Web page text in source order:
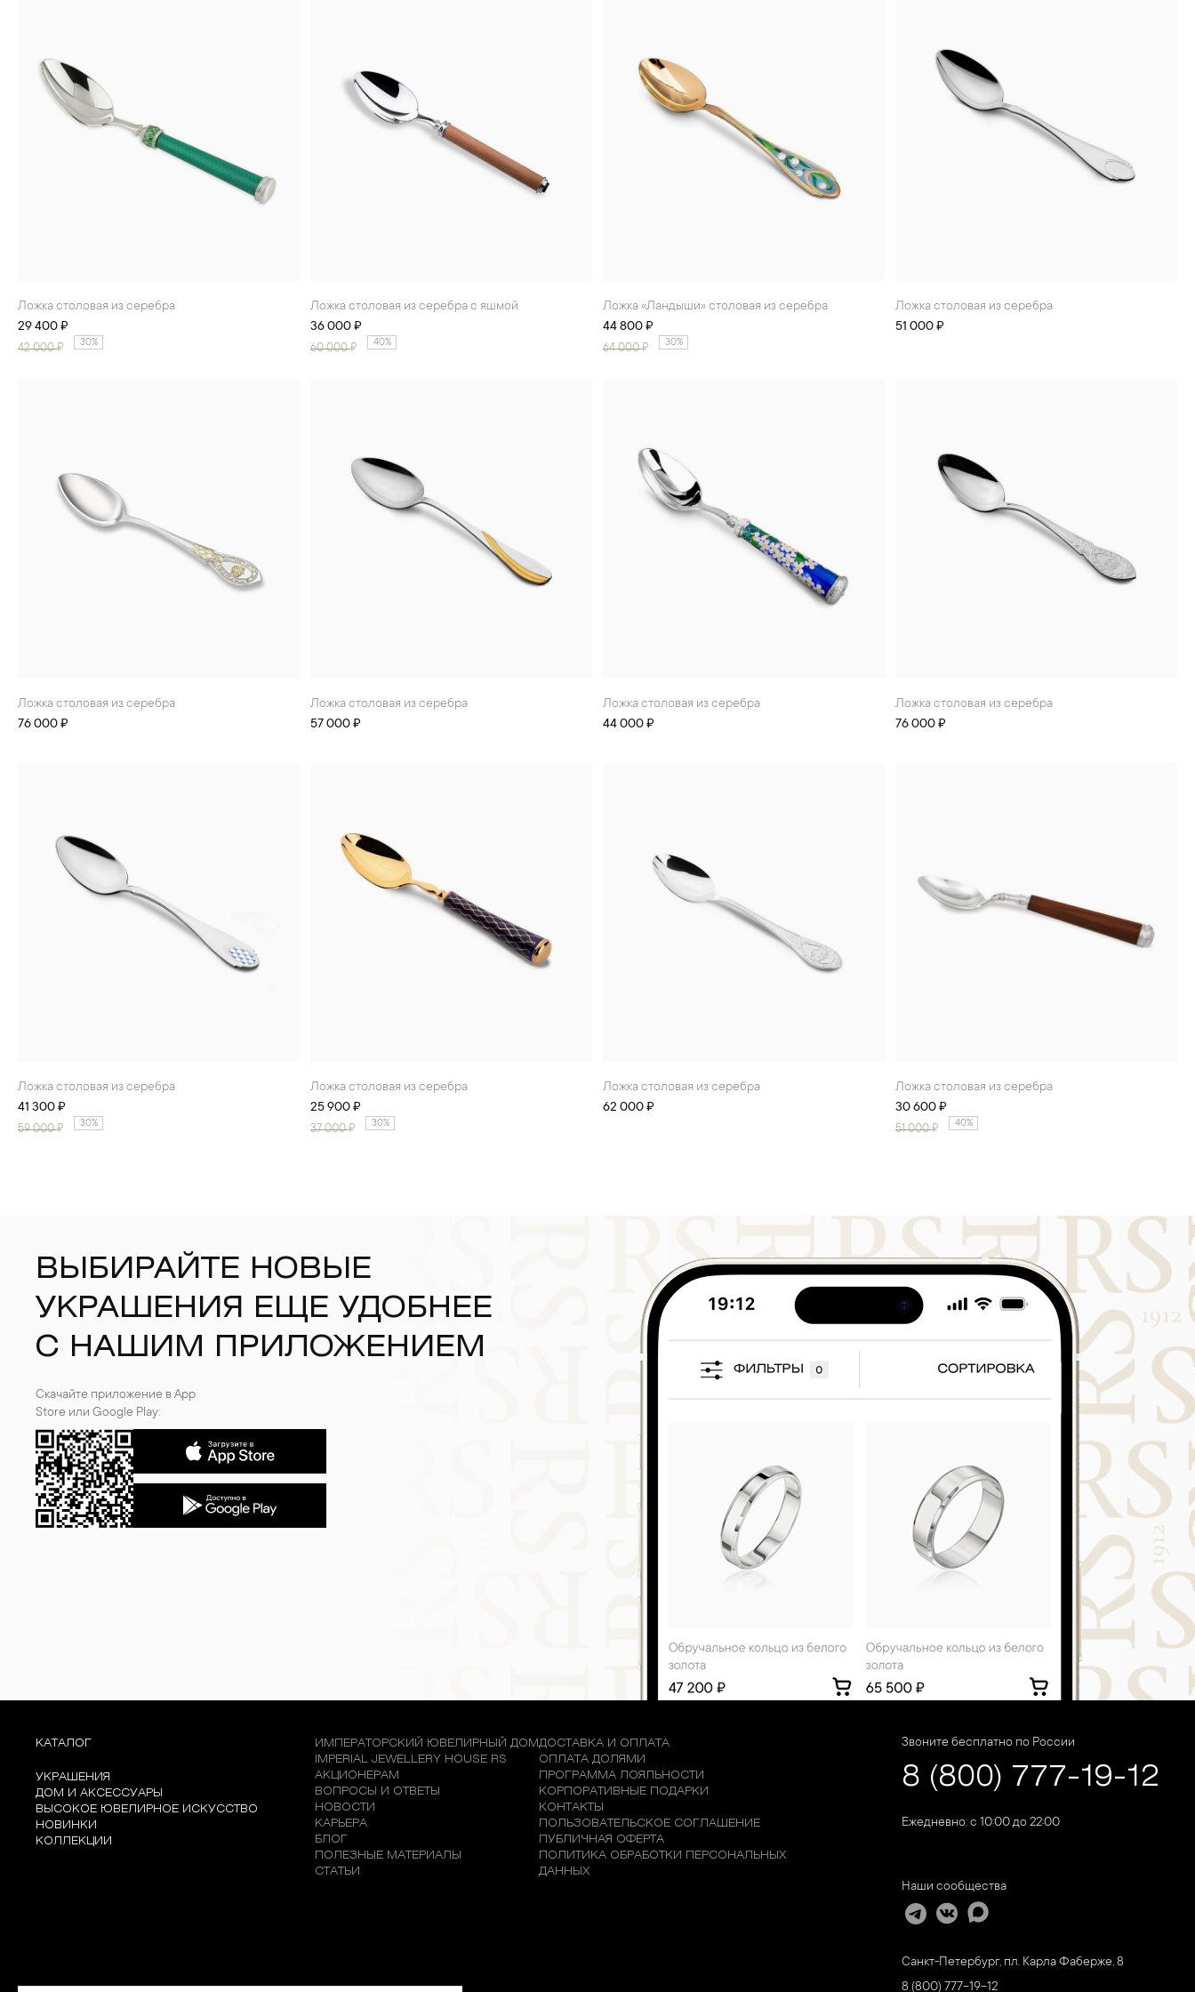
Ложка столовая из серебра
29 400 ₽
42 000₽ 30%
Ложка столовая из серебра с яшмой
36 000 ₽
60 000₽ 40%
Ложка «Ландыши» столовая из серебра
44 800 ₽
64 000₽ 30%
Ложка столовая из серебра
51 000 ₽
Ложка столовая из серебра
76 000 ₽
Ложка столовая из серебра
57 000 ₽
Ложка столовая из серебра
44 000 ₽
Ложка столовая из серебра
76 000 ₽
Ложка столовая из серебра
41 300 ₽
59 000₽ 30%
Ложка столовая из серебра
25 900 ₽
37 000₽ 30%
Ложка столовая из серебра
62 000 ₽
Ложка столовая из серебра
30 600 ₽
51 000₽ 40%
ВЫБИРАЙТЕ НОВЫЕ
УКРАШЕНИЯ ЕЩЕ УДОБНЕЕ
С НАШИМ ПРИЛОЖЕНИЕМ
Скачайте приложение в App
Store или Google Play:
КАТАЛОГ
УКРАШЕНИЯ
ДОМ И АКСЕССУАРЫ
ВЫСОКОЕ ЮВЕЛИРНОЕ ИСКУССТВО
НОВИНКИ
КОЛЛЕКЦИИ
ИМПЕРАТОРСКИЙ ЮВЕЛИРНЫЙ ДОМ
IMPERIAL JEWELLERY HOUSE RS
АКЦИОНЕРАМ
ВОПРОСЫ И ОТВЕТЫ
НОВОСТИ
КАРЬЕРА
БЛОГ
ПОЛЕЗНЫЕ МАТЕРИАЛЫ
СТАТЬИ
ДОСТАВКА И ОПЛАТА
ОПЛАТА ДОЛЯМИ
ПРОГРАММА ЛОЯЛЬНОСТИ
КОРПОРАТИВНЫЕ ПОДАРКИ
КОНТАКТЫ
ПОЛЬЗОВАТЕЛЬСКОЕ СОГЛАШЕНИЕ
ПУБЛИЧНАЯ ОФЕРТА
ПОЛИТИКА ОБРАБОТКИ ПЕРСОНАЛЬНЫХ
ДАННЫХ
Звоните бесплатно по России
8 (800) 777-19-12
Ежедневно: с 10:00 до 22:00
Наши сообщества
Санкт-Петербург, пл. Карла Фаберже, 8
8 (800) 777-19-12